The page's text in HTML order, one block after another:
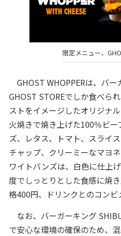
限定メニュー、
GHOST WHOPPERは、バー
GHOST STOREでしか食べら
ストをイメージしたオリジナ
火焼きで焼き上げた100％ビ
ズ、レタス、トマト、スライ
チャップ、クリーミーなマヨ
ワイトバンズは、白色に仕上
度でしっとりとした食感に焼
格400円、ドリンクとのコンビ
なお、バーガーキング
で安心な環境の確保のため、